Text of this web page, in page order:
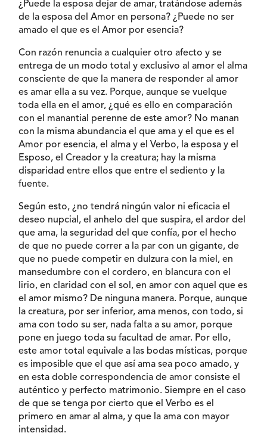
¿Puede la esposa dejar de amar, tratándose además
de la esposa del Amor en persona? ¿Puede no ser
amado el que es el Amor por esencia?
Con razón renuncia a cualquier otro afecto y se
entrega de un modo total y exclusivo al amor el alma
consciente de que la manera de responder al amor
es amar ella a su vez. Porque, aunque se vuelque
toda ella en el amor, ¿qué es ello en comparación
con el manantial perenne de este amor? No manan
con la misma abundancia el que ama y el que es el
Amor por esencia, el alma y el Verbo, la esposa y el
Esposo, el Creador y la creatura; hay la misma
disparidad entre ellos que entre el sediento y la
fuente.
Según esto, ¿no tendrá ningún valor ni eficacia el
deseo nupcial, el anhelo del que suspira, el ardor del
que ama, la seguridad del que confía, por el hecho
de que no puede correr a la par con un gigante, de
que no puede competir en dulzura con la miel, en
mansedumbre con el cordero, en blancura con el
lirio, en claridad con el sol, en amor con aquel que es
el amor mismo? De ninguna manera. Porque, aunque
la creatura, por ser inferior, ama menos, con todo, si
ama con todo su ser, nada falta a su amor, porque
pone en juego toda su facultad de amar. Por ello,
este amor total equivale a las bodas místicas, porque
es imposible que el que así ama sea poco amado, y
en esta doble correspondencia de amor consiste el
auténtico y perfecto matrimonio. Siempre en el caso
de que se tenga por cierto que el Verbo es el
primero en amar al alma, y que la ama con mayor
intensidad.